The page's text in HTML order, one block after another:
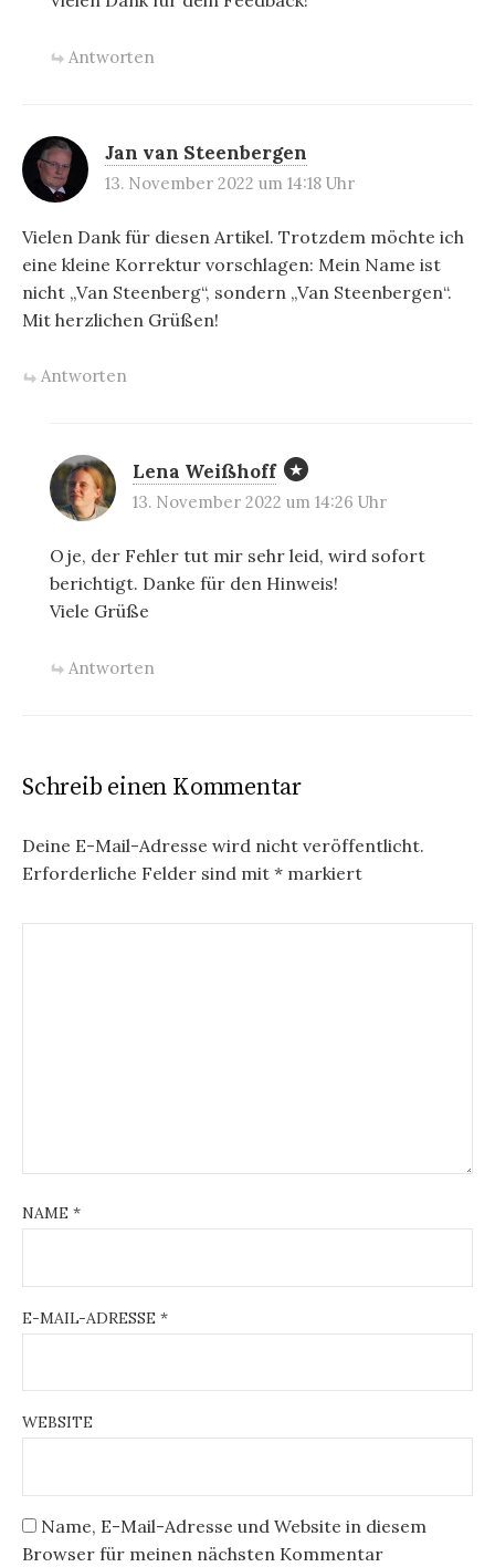
Antworten
Jan van Steenbergen
13. November 2022 um 14:18 Uhr
Vielen Dank für diesen Artikel. Trotzdem möchte ich
eine kleine Korrektur vorschlagen: Mein Name ist
nicht „Van Steenberg“, sondern „Van Steenbergen“.
Mit herzlichen Grüßen!
Antworten
Lena Weißhoff
13. November 2022 um 14:26 Uhr
Oje, der Fehler tut mir sehr leid, wird sofort
berichtigt. Danke für den Hinweis!
Viele Grüße
Antworten
Schreib einen Kommentar
Deine E-Mail-Adresse wird nicht veröffentlicht.
Erforderliche Felder sind mit * markiert
NAME *
E-MAIL-ADRESSE *
WEBSITE
Name, E-Mail-Adresse und Website in diesem
Browser für meinen nächsten Kommentar